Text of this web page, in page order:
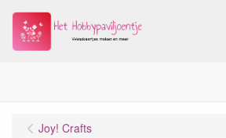
Joy! Crafts